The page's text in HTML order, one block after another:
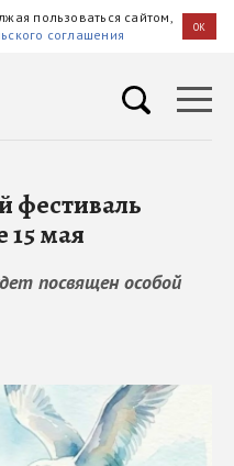
пользоваться сайтом,
соглашения OK
фестиваль
15 мая
посвящен особой